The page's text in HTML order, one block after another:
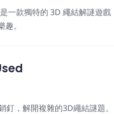
一款獨特的 3D 繩結解謎遊
。
釘，解開複雜的3D繩結謎題。